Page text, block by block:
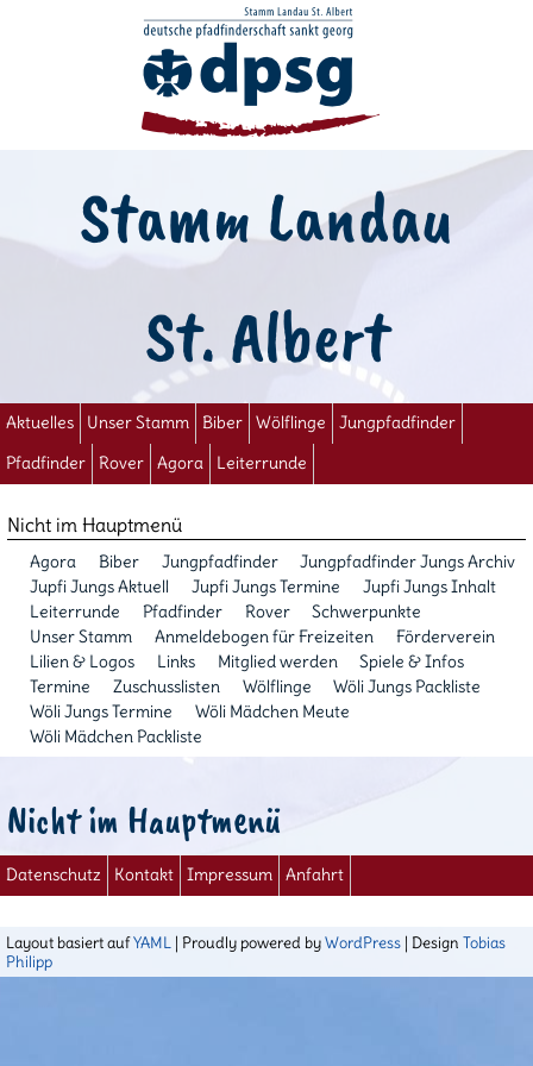
Stamm Landau
St. Albert
Aktuelles Unser Stamm Biber Wölflinge
Jungpfadfinder
Pfadfinder
Rover Agora Leiterrunde
Nicht im Hauptmenü
Agora Biber Jungpfadfinder
Jungpfadfinder Jungs Archiv
Jupfi Jungs Aktuell
Jupfi Jungs Termine
Jupfi Jungs Inhalt
Leiterrunde
Pfadfinder Rover
Schwerpunkte
Unser Stamm
Anmeldebogen für Freizeiten
Förderverein
Lilien & Logos
Links Mitglied werden
Spiele & Infos
Termine
Zuschusslisten Wölflinge
Wöli Jungs Packliste
Wöli Jungs Termine
Wöli Mädchen Meute
Wöli Mädchen Packliste
Nicht im Hauptmenü
Datenschutz Kontakt Impressum Anfahrt
Layout basiert aufYAML | Proudly powered byWordPress | DesignTobias
Philipp